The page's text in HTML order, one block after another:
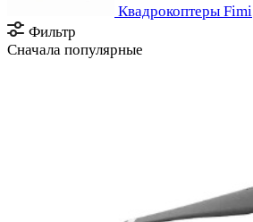
Квадрокоптеры Fimi
Фильтр
Сначала популярные